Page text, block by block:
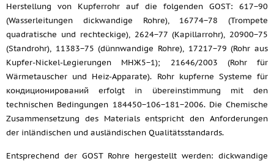
Herstellung von Kupferrohr auf die folgenden GOST: 617−90
(Wasserleitungen dickwandige Rohre), 16774−78 (Trompete
quadratische und rechteckige), 2624−77 (Kapillarrohr), 20900−75
(Standrohr), 11383−75 (dünnwandige Rohre), 17217−79 (Rohr aus
Kupfer-Nickel-Legierungen МНЖ5−1); 21646/2003 (Rohr für
Wärmetauscher und Heiz-Apparate). Rohr kupferne Systeme für
кондиционирований erfolgt in übereinstimmung mit den
technischen Bedingungen 184450−106−181−2006. Die Chemische
Zusammensetzung des Materials entspricht den Anforderungen
der inländischen und ausländischen Qualitätsstandards.
Entsprechend der GOST Rohre hergestellt werden: dickwandige